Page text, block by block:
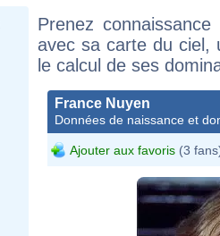
Prenez
avec sa carte du ciel,
le calcul de ses
France Nuyen
Données de naissance et
Ajouter aux favoris (3